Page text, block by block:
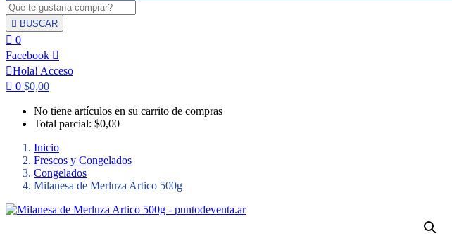
BUSCAR
0
Facebook
Hola! Acceso
0 $0,00
No tiene artículos en su carrito de compras
Total parcial: $0,00
Inicio
Frescos y Congelados
Congelados
Milanesa de Merluza Artico 500g